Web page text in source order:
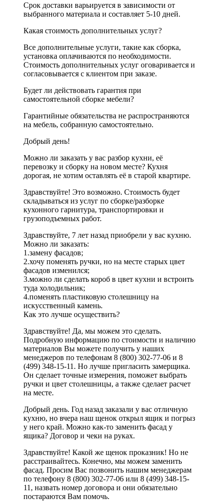
Срок доставки варьируется в зависимости от
выбранного материала и составляет 5-10 дней.
Какая стоимость дополнительных услуг?
Все дополнительные услуги, такие как сборка,
установка оплачиваются по необходимости.
Стоимость дополнительных услуг оговаривается и
согласовывается с клиентом при заказе.
Будет ли действовать гарантия при
самостоятельной сборке мебели?
Гарантийные обязательства не распространяются
на мебель, собранную самостоятельно.
Добрый день!
Можно ли заказать у вас разбор кухни, её
перевозку и сборку на новом месте? Кухня
дорогая, не хотим оставлять её в старой квартире.
Здравствуйте! Это возможно. Стоимость будет
складываться из услуг по сборке/разборке
кухонного гарнитура, транспортировки и
грузоподъемных работ.
Здравствуйте, 7 лет назад приобрели у вас кухню.
Можно ли заказать:
1.замену фасадов;
2.хочу поменять ручки, но на месте старых цвет
фасадов изменился;
3.можно ли сделать короб в цвет кухни и встроить
туда холодильник;
4.поменять пластиковую столешницу на
искусственный камень.
Как это лучше осуществить?
Здравствуйте! Да, мы можем это сделать.
Подробную информацию по стоимости и наличию
материалов Вы можете получить у наших
менеджеров по телефонам 8 (800) 302-77-06 и 8
(499) 348-15-11. Но лучше пригласить замерщика.
Он сделает точные измерения, поможет выбрать
ручки и цвет столешницы, а также сделает расчет
на месте.
Добрый день. Год назад заказали у вас отличную
кухню, но вчера наш щенок открыл ящик и погрыз
у него край. Можно как-то заменить фасад у
ящика? Договор и чеки на руках.
Здравствуйте! Какой же щенок проказник! Но не
расстраивайтесь. Конечно, мы можем заменить
фасад. Просим Вас позвонить нашим менеджерам
по телефону 8 (800) 302-77-06 или 8 (499) 348-15-
11, назвать номер договора и они обязательно
постараются Вам помочь.